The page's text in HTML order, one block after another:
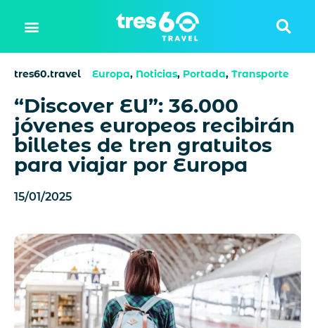
tres60.travel Europa, Noticias, Portada, Transporte
“Discover EU”: 36.000
jóvenes europeos recibirán
billetes de tren gratuitos
para viajar por Europa
15/01/2025